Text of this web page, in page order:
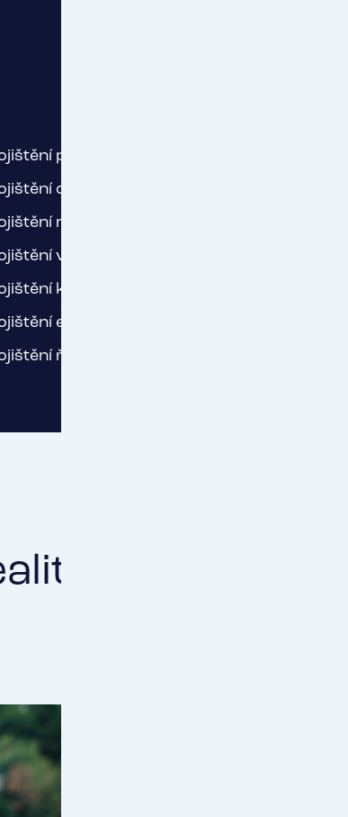
provozní odpovědnosti
odpovědnosti dopravce
majetku
vozidel
kybernetických rizik
ekologických škod
řidičů
Díky